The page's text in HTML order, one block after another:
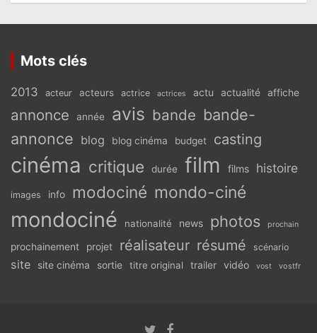
Mots clés
2013 acteur acteurs actrice actrices actu actualité affiche
annonce année avis bande bande-
annonce blog blog cinéma budget casting
cinéma critique durée film films histoire
images info modociné mondo-ciné
mondociné nationalité news photos prochain
prochainement projet réalisateur résumé scénario
site site cinéma sortie titre original trailer vidéo vost vostfr